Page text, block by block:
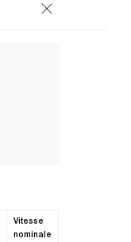
Vitesse
nominale